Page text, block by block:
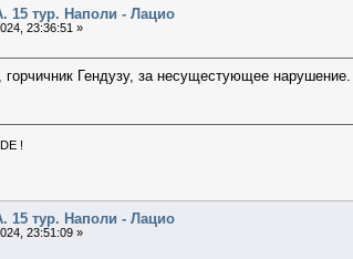
15 тур. Наполи - Лацио
23:36:51 »
Гендузу, за несущестующее нарушение.
!
15 тур. Наполи - Лацио
23:51:09 »